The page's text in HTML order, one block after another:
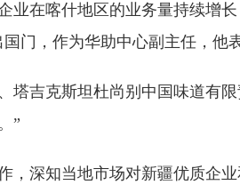
业在喀什地区的业务量持续增
门，作为华助中心副主任，他
塔吉克斯坦杜尚别中国味道有
”
，深知当地市场对新疆优质企